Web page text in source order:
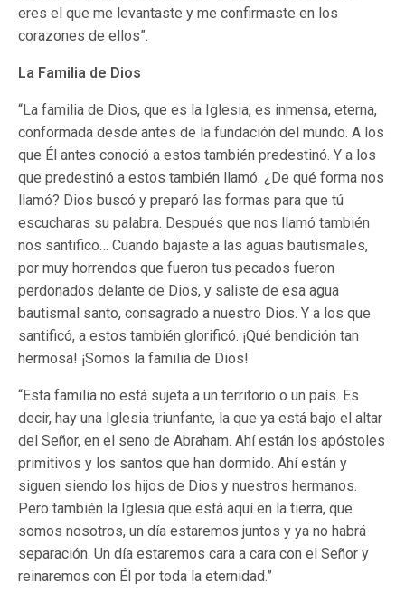
eres el que me levantaste y me confirmaste en los
corazones de ellos”.
La Familia de Dios
“La familia de Dios, que es la Iglesia, es inmensa, eterna,
conformada desde antes de la fundación del mundo. A los
que Él antes conoció a estos también predestinó. Y a los
que predestinó a estos también llamó. ¿De qué forma nos
llamó? Dios buscó y preparó las formas para que tú
escucharas su palabra. Después que nos llamó también
nos santifico… Cuando bajaste a las aguas bautismales,
por muy horrendos que fueron tus pecados fueron
perdonados delante de Dios, y saliste de esa agua
bautismal santo, consagrado a nuestro Dios. Y a los que
santificó, a estos también glorificó. ¡Qué bendición tan
hermosa! ¡Somos la familia de Dios!
“Esta familia no está sujeta a un territorio o un país. Es
decir, hay una Iglesia triunfante, la que ya está bajo el altar
del Señor, en el seno de Abraham. Ahí están los apóstoles
primitivos y los santos que han dormido. Ahí están y
siguen siendo los hijos de Dios y nuestros hermanos.
Pero también la Iglesia que está aquí en la tierra, que
somos nosotros, un día estaremos juntos y ya no habrá
separación. Un día estaremos cara a cara con el Señor y
reinaremos con Él por toda la eternidad.”